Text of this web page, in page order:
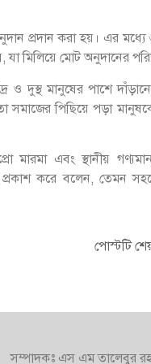
প্রদান করা হয়। এর
মিলিয়ে মোট অনুদানের
ও দুস্থ মানুষের পাশে
পিছিয়ে পড়া মানুষকে
মারমা এবং স্থানীয়
করে বলেন, তেমন
পোস্টটি
সম্পাদকঃ এস এম তালেবুর